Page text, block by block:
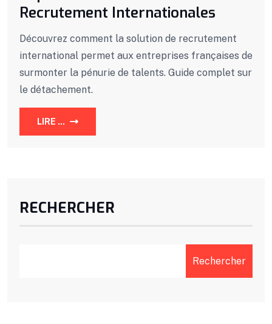
Recrutement Internationales
Découvrez comment la solution de recrutement
international permet aux entreprises françaises de
surmonter la pénurie de talents. Guide complet sur
le détachement.
LIRE ...
RECHERCHER
Rechercher